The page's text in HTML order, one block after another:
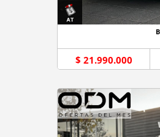
$ 21.990.000